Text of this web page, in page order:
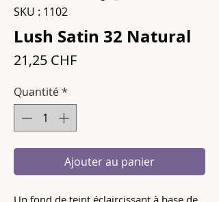
SKU : 1102
Lush Satin 32 Natural
21,25 CHFPrix
Quantité*
Ajouter au panier
Un fond de teint éclaircissant à base de